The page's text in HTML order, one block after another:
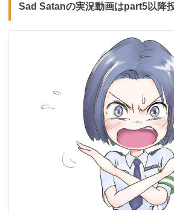
Sad Satanの実況動画はpart5以降